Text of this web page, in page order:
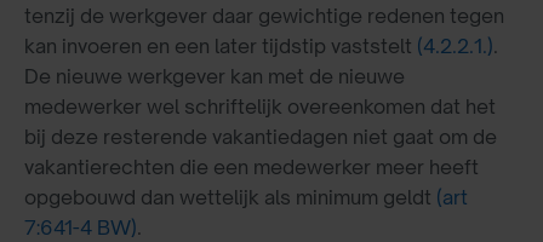
tenzij de werkgever daar gewichtige redenen tegen
kan invoeren en een later tijdstip vaststelt (4.2.2.1.).
De nieuwe werkgever kan met de nieuwe
medewerker wel schriftelijk overeenkomen dat het
bij deze resterende vakantiedagen niet gaat om de
vakantierechten die een medewerker meer heeft
opgebouwd dan wettelijk als minimum geldt (art
7:641-4 BW).